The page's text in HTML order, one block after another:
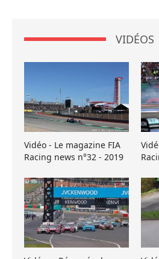
VIDÉOS
Vidéo - Le magazine FIA
Racing news n°32 - 2019